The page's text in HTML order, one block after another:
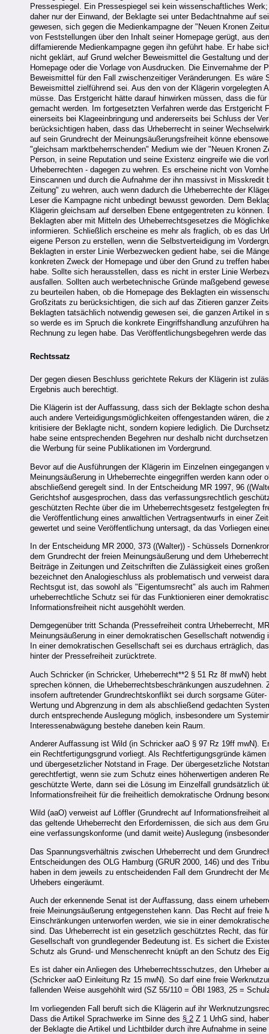
Pressespiegel. Ein Pressespiegel sei kein wissenschaftliches
daher nur der Einwand, der Beklagte sei unter Bedachtnahme auf
gewesen, sich gegen die Medienkampagne der "Neuen Kronen
von Feststellungen über den Inhalt seiner Homepage gerügt, aus
diffamierende Medienkampagne gegen ihn geführt habe. Er habe
nicht geklärt, auf Grund welcher Beweismittel die Gestaltung und
Homepage oder die Vorlage von Ausdrucken. Die Einvernahme
Beweismittel für den Fall zwischenzeitiger Veränderungen. Es
Beweismittel zielführend sei. Aus den von der Klägerin
müsse. Das Erstgericht hätte darauf hinwirken müssen, dass die
gemacht werden. Im fortgesetzten Verfahren werde das
einerseits bei Klageeinbringung und andererseits bei Schluss der
berücksichtigen haben, dass das Urheberrecht in seiner
auf sein Grundrecht der Meinungsäußerungsfreiheit könne
"gleichsam marktbeherrschenden" Medium wie der "Neuen Kronen
Person, in seine Reputation und seine Existenz eingreife wie die
Urheberrechten - dagegen zu wehren. Es erscheine nicht von
Einscannen und durch die Aufnahme der ihn massivst in
Zeitung" zu wehren, auch wenn dadurch die Urheberrechte der
Leser die Kampagne nicht unbedingt bewusst geworden. Dem
Klägerin gleichsam auf derselben Ebene entgegentreten zu
Beklagten aber mit Mitteln des Urheberrechtsgesetzes die
informieren. Schließlich erscheine es mehr als fraglich, ob es das
eigene Person zu erstellen, wenn die Selbstverteidigung im
Beklagten in erster Linie Werbezwecken gedient habe, sei die
konkreten Zweck der Homepage und über den Grund zu treffen
habe. Sollte sich herausstellen, dass es nicht in erster Linie
ausfallen. Sollten auch werbetechnische Gründe maßgebend
zu beurteilen haben, ob die Homepage des Beklagten ein
Großzitats zu berücksichtigen, die sich auf das Zitieren ganzer
Beklagten tatsächlich notwendig gewesen sei, die ganzen Artikel
so werde es im Spruch die konkrete Eingriffshandlung anzuführen
Rechnung zu legen habe. Das Veröffentlichungsbegehren werde
Rechtssatz
Der gegen diesen Beschluss gerichtete Rekurs der Klägerin ist
Ergebnis auch berechtigt.
Die Klägerin ist der Auffassung, dass sich der Beklagte schon
auch andere Verteidigungsmöglichkeiten offengestanden wären,
kritisiere der Beklagte nicht, sondern kopiere lediglich. Die
habe seine entsprechenden Begehren nur deshalb nicht
die Werbung für seine Publikationen im Vordergrund.
Bevor auf die Ausführungen der Klägerin im Einzelnen
Meinungsäußerung in Urheberrechte eingegriffen werden kann
abschließend geregelt sind. In der Entscheidung MR 1997, 96
Gerichtshof ausgesprochen, dass das verfassungsrechtlich
geschützten Rechte über die im Urheberrechtsgesetz festgelegten
die Veröffentlichung eines anwaltlichen Vertragsentwurfs in einer
gewertet und seine Veröffentlichung untersagt, da das Vorliegen
In der Entscheidung MR 2000, 373 ((Walter)) - Schüssels
dem Grundrecht der freien Meinungsäußerung und dem
Beiträge in Zeitungen und Zeitschriften die Zulässigkeit eines
bezeichnet den Analogieschluss als problematisch und verweist
Rechtsgut ist, das sowohl als "Eigentumsrecht" als auch im
urheberrechtliche Schutz sei für das Funktionieren einer
Informationsfreiheit nicht ausgehöhlt werden.
Demgegenüber tritt Schanda (Pressefreiheit contra Urheberrecht,
Meinungsäußerung in einer demokratischen Gesellschaft
In einer demokratischen Gesellschaft sei es durchaus erträglich,
hinter der Pressefreiheit zurücktrete.
Auch Schricker (in Schricker, Urheberrecht**2 § 51 Rz 8f mwN)
sprechen können, die Urheberrechtsbeschränkungen
insofern auftretender Grundrechtskonflikt sei durch sorgsame
Wertung und Abgrenzung in dem als abschließend gedachten
durch entsprechende Auslegung möglich, insbesondere um
Interessenabwägung bestehe daneben kein Raum.
Anderer Auffassung ist Wild (in Schricker aaO § 97 Rz 19ff mwN).
ein Rechtfertigungsgrund vorliegt. Als Rechtfertigungsgründe
und übergesetzlicher Notstand in Frage. Der übergesetzliche
gerechtfertigt, wenn sie zum Schutz eines höherwertigen anderen
geschützte Werte, dann sei die Lösung im Einzelfall grundsätzlich
Informationsfreiheit für die freiheitlich demokratische Ordnung
Wild (aaO) verweist auf Löffler (Grundrecht auf Informationsfreiheit
das geltende Urheberrecht den Erfordernissen, die sich aus dem
eine verfassungskonforme (und damit weite) Auslegung
Das Spannungsverhältnis zwischen Urheberrecht und dem
Entscheidungen des OLG Hamburg (GRUR 2000, 146) und des
haben in dem jeweils zu entscheidenden Fall dem Grundrecht der
Urhebers eingeräumt.
Auch der erkennende Senat ist der Auffassung, dass einem
freie Meinungsäußerung entgegenstehen kann. Das Recht auf freie
Einschränkungen unterworfen werden, wie sie in einer
sind. Das Urheberrecht ist ein gesetzlich geschütztes Recht, das
Gesellschaft von grundlegender Bedeutung ist. Es sichert die
Schutz als Grund- und Menschenrecht knüpft an den Schutz des
Es ist daher ein Anliegen des Urheberrechtsschutzes, den
(Schricker aaO Einleitung Rz 15 mwN). So darf eine freie
fallenden Weise ausgehöhlt wird (SZ 55/110 = ÖBl 1983, 25 =
Im vorliegenden Fall beruft sich die Klägerin auf ihr
Dass die Artikel Sprachwerke im Sinne des § 2 Z 1 UrhG sind,
der Beklagte die Artikel und Lichtbilder durch ihre Aufnahme in